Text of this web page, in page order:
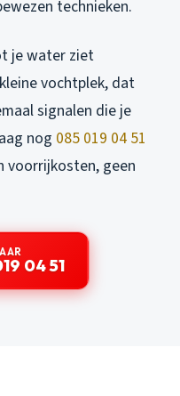
technieken.
je water ziet
vochtplek, dat
signalen die je
nog 085 019 04 51
voorrijkosten, geen
04 51